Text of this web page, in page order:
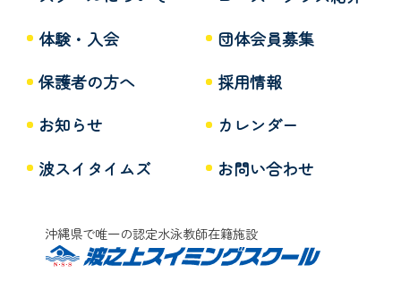
体験・入会
団体会員募集
保護者の方へ
採用情報
お知らせ
カレンダー
波スイタイムズ
お問い合わせ
沖縄県で唯一の認定水泳教師在籍施設